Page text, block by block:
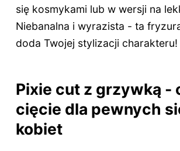
się kosmykami lub w wersji na
Niebanalna i wyrazista - ta
doda Twojej stylizacji charakteru!
Pixie cut z grzywką -
cięcie dla pewnych
kobiet